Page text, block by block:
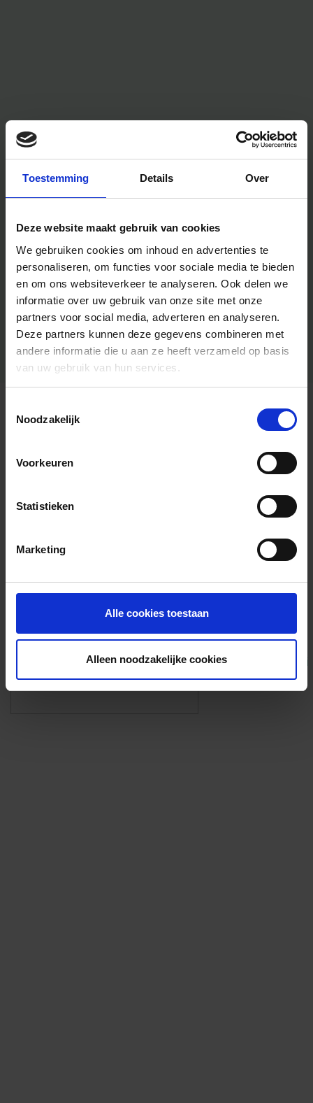
Toestemming Details Over
Deze website maakt gebruik van cookies
We gebruiken cookies om inhoud en advertenties te
personaliseren, om functies voor sociale media te bieden
en om ons websiteverkeer te analyseren. Ook delen we
informatie over uw gebruik van onze site met onze
partners voor social media, adverteren en analyseren.
Deze partners kunnen deze gegevens combineren met
andere informatie die u aan ze heeft verzameld op basis
van uw gebruik van hun services.
Noodzakelijk
Voorkeuren
Statistieken
Marketing
Alle cookies toestaan
Alleen noodzakelijke cookies
Algemene informatie
Foto’s ({{photos.length}})
Eigen foto’s